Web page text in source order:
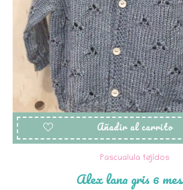
Añadir al carrito
Pascualula tejidos
Alex lana gris 6